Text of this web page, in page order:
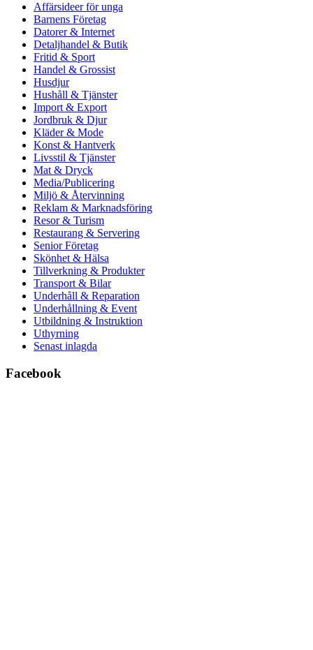
Affärsideer för unga
Barnens Företag
Datorer & Internet
Detaljhandel & Butik
Fritid & Sport
Handel & Grossist
Husdjur
Hushåll & Tjänster
Import & Export
Jordbruk & Djur
Kläder & Mode
Konst & Hantverk
Livsstil & Tjänster
Mat & Dryck
Media/Publicering
Miljö & Återvinning
Reklam & Marknadsföring
Resor & Turism
Restaurang & Servering
Senior Företag
Skönhet & Hälsa
Tillverkning & Produkter
Transport & Bilar
Underhåll & Reparation
Underhållning & Event
Utbildning & Instruktion
Uthyrning
Senast inlagda
Facebook